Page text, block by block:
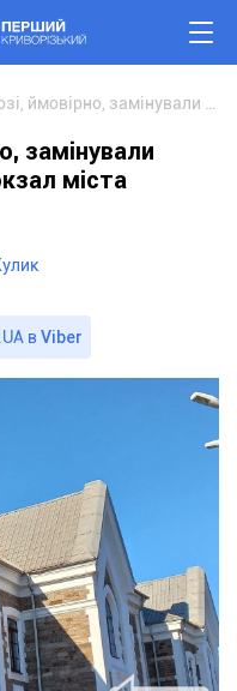
замінували
міста
вViber